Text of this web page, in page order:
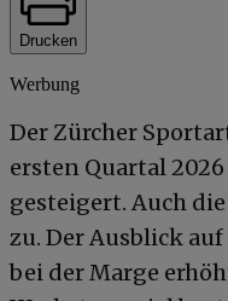
Drucken
Werbung
Der Zürcher
ersten Quartal
gesteigert. Auch
zu. Der Ausblick
bei der Marge